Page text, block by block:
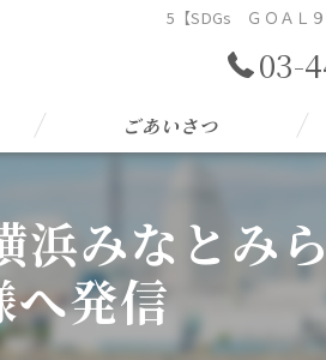
5【SDGs ＧＯＡＬ
03-
ごあいさつ
みなとみ
へ発信